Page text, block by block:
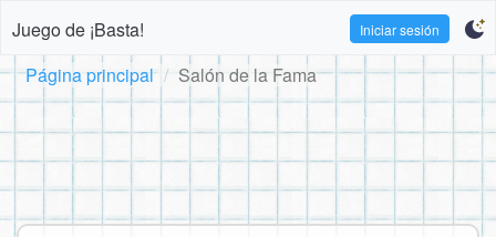
Juego de ¡Basta! Iniciar sesión
Página principal Salón de la Fama